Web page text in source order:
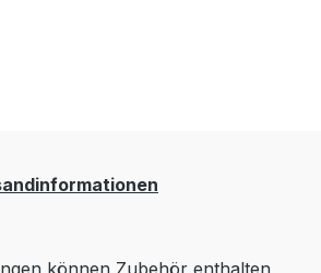
können Zubehör enthalten,